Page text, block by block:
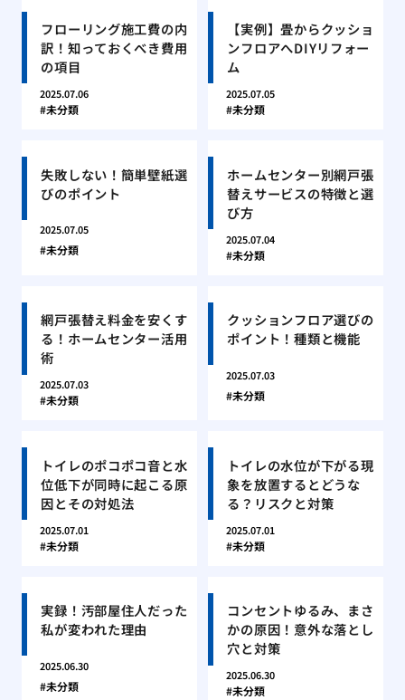
フローリング施工費の内
訳！知っておくべき費用
の項目
2025.07.06
未分類
【実例】畳からクッショ
ンフロアへDIYリフォー
ム
2025.07.05
未分類
失敗しない！簡単壁紙選
びのポイント
2025.07.05
未分類
ホームセンター別網戸張
替えサービスの特徴と選
び方
2025.07.04
未分類
網戸張替え料金を安くす
る！ホームセンター活用
術
2025.07.03
未分類
クッションフロア選びの
ポイント！種類と機能
2025.07.03
未分類
トイレのポコポコ音と水
位低下が同時に起こる原
因とその対処法
2025.07.01
未分類
トイレの水位が下がる現
象を放置するとどうな
る？リスクと対策
2025.07.01
未分類
実録！汚部屋住人だった
私が変われた理由
2025.06.30
未分類
コンセントゆるみ、まさ
かの原因！意外な落とし
穴と対策
2025.06.30
未分類